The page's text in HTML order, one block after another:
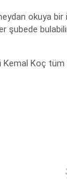
okuya bir
şubede
Kemal Koç